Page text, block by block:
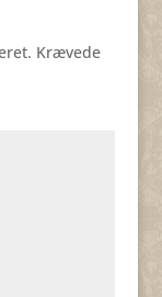
Krævede